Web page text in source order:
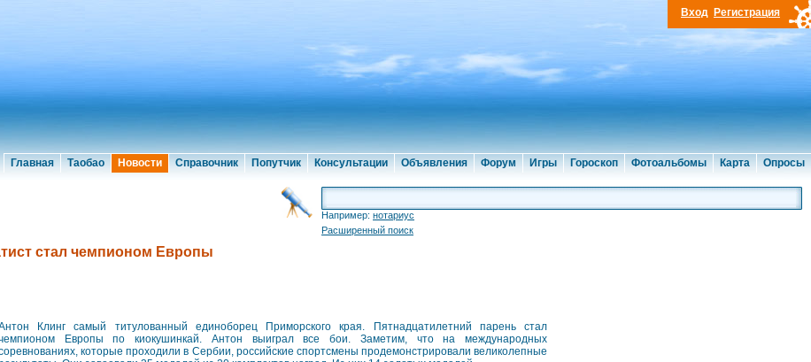
Главная Таобао Новости Справочник Попутчик Консультации Объявления Форум Игры Гороскоп Фотоальбомы Карта Опросы
Вход Регистрация
Например: нотариус
Расширенный поиск
стал чемпионом Европы
Клинг самый титулованный единоборец Приморского края. Пятнадцатилетний парень стал
Европы по киокушинкай. Антон выиграл все бои. Заметим, что на международных
которые проходили в Сербии, российские спортсмены продемонстрировали великолепные